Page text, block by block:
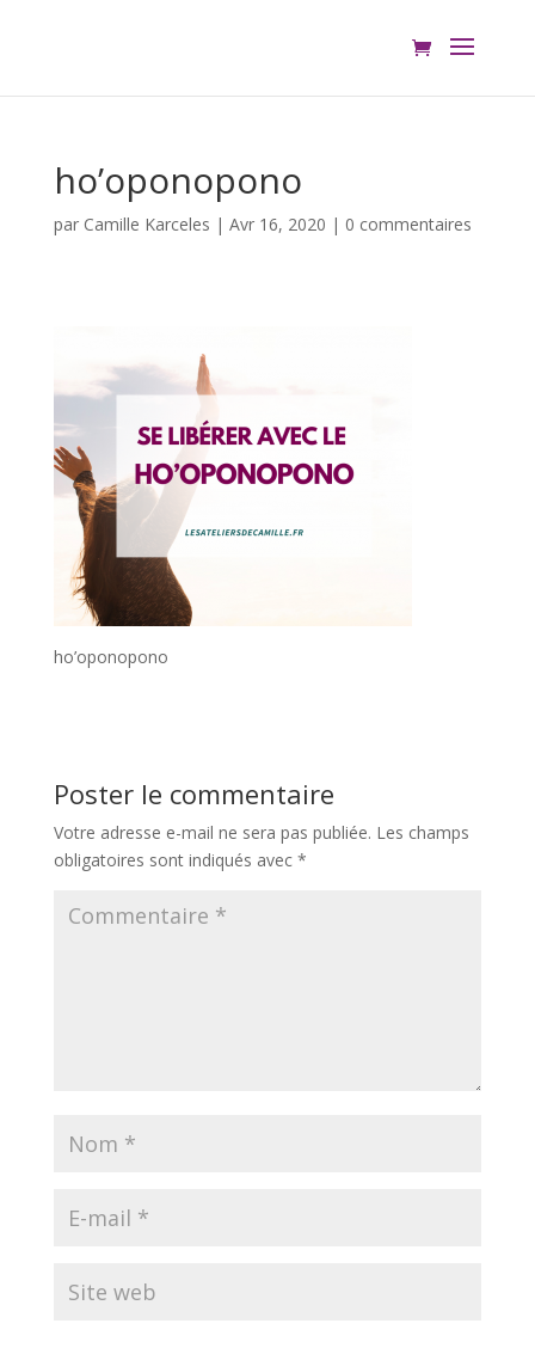
ho’oponopono
par Camille Karceles | Avr 16, 2020 | 0 commentaires
ho’oponopono
Poster le commentaire
Votre adresse e-mail ne sera pas publiée. Les champs
obligatoires sont indiqués avec *